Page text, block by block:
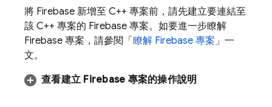
將 Firebase 新增至 C++ 專案前，請先建立要連結至
該 C++ 專案的 Firebase 專案。如要進一步瞭解
Firebase 專案，請參閱「 瞭解 Firebase 專案」一
文。
查看建立 Firebase 專案的操作說明